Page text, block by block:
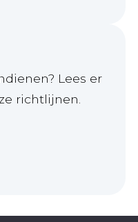
Lees er
richtlijnen.